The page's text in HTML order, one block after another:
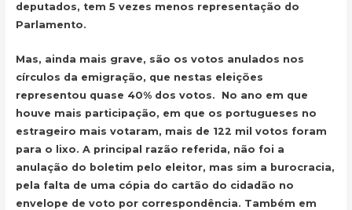
deputados, tem 5 vezes menos representação do
Parlamento.
Mas, ainda mais grave, são os votos anulados nos
círculos da emigração, que nestas eleições
representou quase 40% dos votos. No ano em que
houve mais participação, em que os portugueses no
estrageiro mais votaram, mais de 122 mil votos foram
para o lixo. A principal razão referida, não foi a
anulação do boletim pelo eleitor, mas sim a burocracia,
pela falta de uma cópia do cartão do cidadão no
envelope de voto por correspondência. Também em